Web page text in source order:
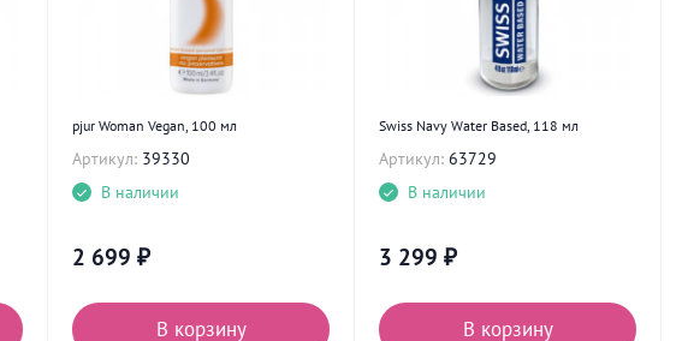
pjur Woman Vegan, 100 мл
Артикул: 39330
В наличии
2 699 ₽
В корзину
Swiss Navy Water Based, 118 мл
Артикул: 63729
В наличии
3 299 ₽
В корзину